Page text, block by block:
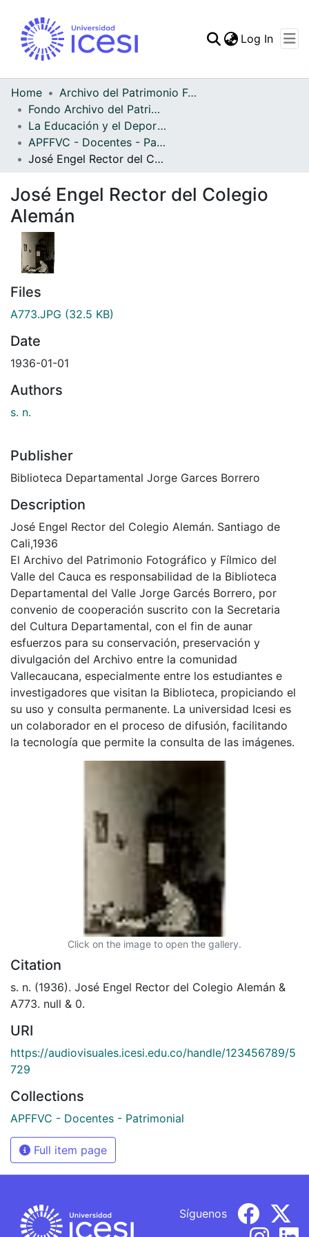
Log In
Home
Archivo del Patrimonio Fotográfico y Fílmico del Valle del Cauca
Fondo Archivo del Patrimonio Fotográfico y Fílmico del Valle del Cauca
La Educación y el Deporte
APFFVC - Docentes - Patrimonial
José Engel Rector del Colegio Alemán
José Engel Rector del Colegio
Alemán
Files
A773.JPG (32.5 KB)
Date
1936-01-01
Authors
s. n.
Publisher
Biblioteca Departamental Jorge Garces Borrero
Description
José Engel Rector del Colegio Alemán. Santiago de
Cali,1936
El Archivo del Patrimonio Fotográfico y Fílmico del
Valle del Cauca es responsabilidad de la Biblioteca
Departamental del Valle Jorge Garcés Borrero, por
convenio de cooperación suscrito con la Secretaria
del Cultura Departamental, con el fin de aunar
esfuerzos para su conservación, preservación y
divulgación del Archivo entre la comunidad
Vallecaucana, especialmente entre los estudiantes e
investigadores que visitan la Biblioteca, propiciando el
su uso y consulta permanente. La universidad Icesi es
un colaborador en el proceso de difusión, facilitando
la tecnología que permite la consulta de las imágenes.
Click on the image to open the gallery.
Citation
s. n. (1936). José Engel Rector del Colegio Alemán &
A773. null & 0.
URI
https://audiovisuales.icesi.edu.co/handle/123456789/5
729
Collections
APFFVC - Docentes - Patrimonial
Full item page
Síguenos